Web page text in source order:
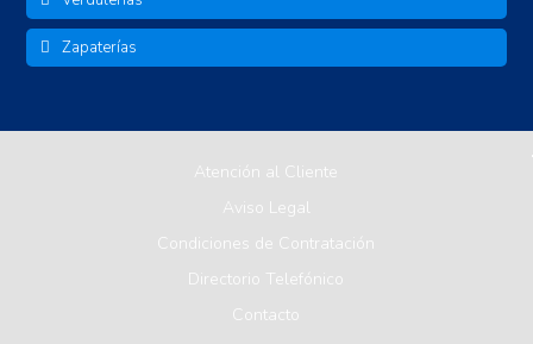
Zapaterías
Atención al Cliente
Aviso Legal
Condiciones de Contratación
Directorio Telefónico
Contacto